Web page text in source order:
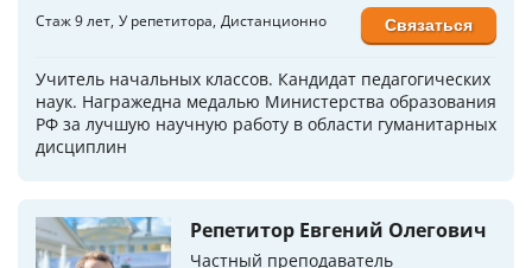
Стаж 9 лет У репетитора Дистанционно
Учитель начальных классов. Кандидат педагогических
наук. Награжедна медалью Министерства образования
РФ за лучшую научную работу в области гуманитарных
дисциплин
Связаться
Репетитор Евгений Олегович
Частный преподаватель